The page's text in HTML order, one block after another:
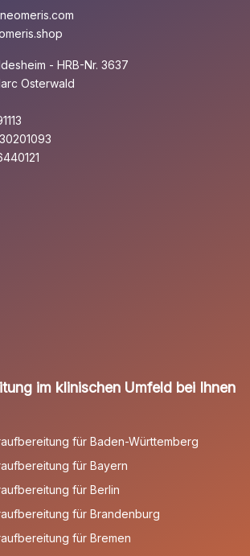
- HRB-Nr. 3637
Osterwald
im klinischen Umfeld bei Ihnen
für Baden-Württemberg
für Bayern
für Berlin
für Brandenburg
für Bremen